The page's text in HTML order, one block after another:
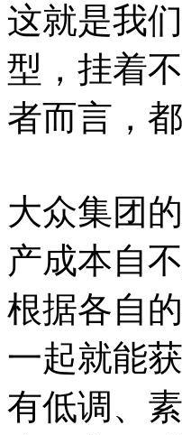
这就是我
型，挂着
者而言，
大众集团
产成本自
根据各自
一起就能
有低调、